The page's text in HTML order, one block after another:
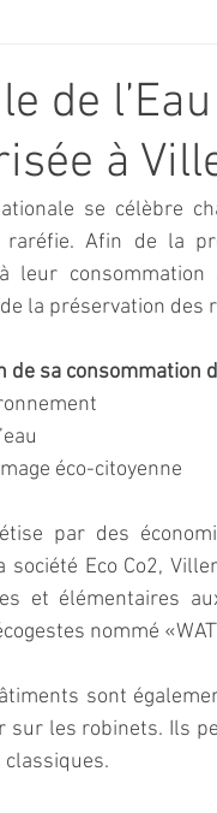
TOURISME
SENIORS
de
à
se célèbre
Afin de la
leur
la préservation des
sa consommation
éco-citoyenne
par des
société Eco Co2,
et élémentaires
nommé
sont
les robinets. Ils